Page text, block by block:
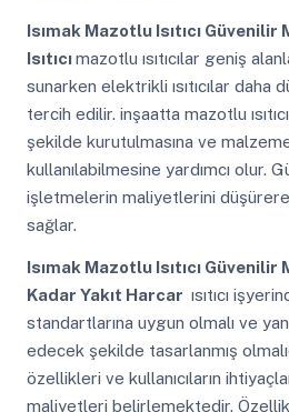
Isımak Mazotlu Isıtıcı Güvenilir
Isıtıcımazotlu ısıtıcılar geniş
sunarken elektrikli ısıtıcılar daha
tercih edilir. inşaatta mazotlu
şekilde kurutulmasına ve
kullanılabilmesine yardımcı olur.
işletmelerin maliyetlerini
sağlar.
Isımak Mazotlu Isıtıcı Güvenilir
Kadar Yakıt Harcar ısıtıcı
standartlarına uygun olmalı ve
edecek şekilde tasarlanmış
özellikleri ve kullanıcıların
maliyetleri belirlemektedir.